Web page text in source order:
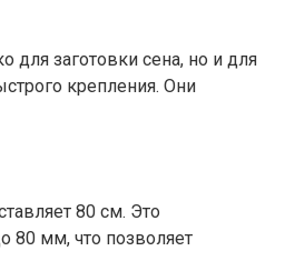
для заготовки сена, но и для
крепления. Они
80 см. Это
80 мм, что позволяет